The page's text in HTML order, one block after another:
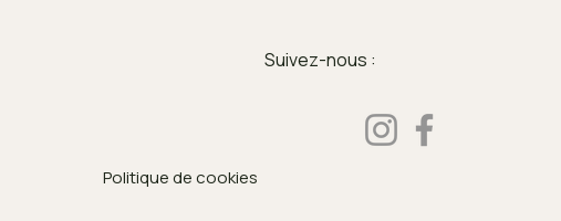
Suivez-nous :
Politique de cookies